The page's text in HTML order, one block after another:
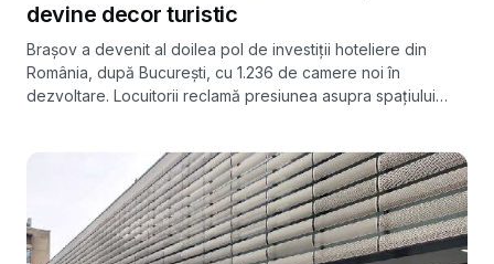
devine decor turistic
Brașov a devenit al doilea pol de investiții hoteliere din
România, după București, cu 1.236 de camere noi în
dezvoltare. Locuitorii reclamă presiunea asupra spațiului